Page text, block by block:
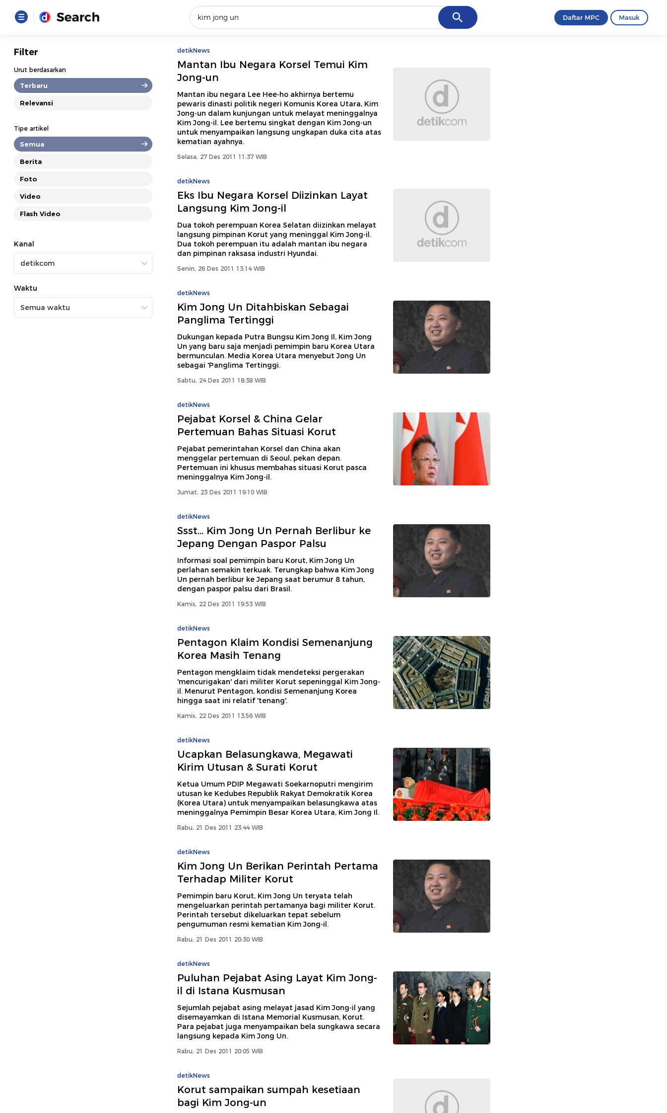
Cancel
Loading...
Promoted
Terakhir yang dicari
Loading...
Daftar MPC Masuk
Filter
Urut berdasarkan
Terbaru
Relevansi
Tipe artikel
Semua
Berita
Foto
Video
Flash Video
Kanal
Waktu
detikNews
Mantan Ibu Negara Korsel Temui Kim
Jong-un
Mantan ibu negara Lee Hee-ho akhirnya bertemu
pewaris dinasti politik negeri Komunis Korea Utara, Kim
Jong-un dalam kunjungan untuk melayat meninggalnya
Kim Jong-il. Lee bertemu singkat dengan Kim Jong-un
untuk menyampaikan langsung ungkapan duka cita atas
kematian ayahnya.
Selasa, 27 Des 2011 11:37 WIB
detikNews
Eks Ibu Negara Korsel Diizinkan Layat
Langsung Kim Jong-il
Dua tokoh perempuan Korea Selatan diizinkan melayat
langsung pimpinan Korut yang meninggal Kim Jong-il.
Dua tokoh perempuan itu adalah mantan ibu negara
dan pimpinan raksasa industri Hyundai.
Senin, 26 Des 2011 13:14 WIB
detikNews
Kim Jong Un Ditahbiskan Sebagai
Panglima Tertinggi
Dukungan kepada Putra Bungsu Kim Jong Il, Kim Jong
Un yang baru saja menjadi pemimpin baru Korea Utara
bermunculan. Media Korea Utara menyebut Jong Un
sebagai 'Panglima Tertinggi.
Sabtu, 24 Des 2011 18:38 WIB
detikNews
Pejabat Korsel & China Gelar
Pertemuan Bahas Situasi Korut
Pejabat pemerintahan Korsel dan China akan
menggelar pertemuan di Seoul, pekan depan.
Pertemuan ini khusus membahas situasi Korut pasca
meninggalnya Kim Jong-il.
Jumat, 23 Des 2011 19:10 WIB
detikNews
Ssst... Kim Jong Un Pernah Berlibur ke
Jepang Dengan Paspor Palsu
Informasi soal pemimpin baru Korut, Kim Jong Un
perlahan semakin terkuak. Terungkap bahwa Kim Jong
Un pernah berlibur ke Jepang saat berumur 8 tahun,
dengan paspor palsu dari Brasil.
Kamis, 22 Des 2011 19:53 WIB
detikNews
Pentagon Klaim Kondisi Semenanjung
Korea Masih Tenang
Pentagon mengklaim tidak mendeteksi pergerakan
'mencurigakan' dari militer Korut sepeninggal Kim Jong-
il. Menurut Pentagon, kondisi Semenanjung Korea
hingga saat ini relatif 'tenang'.
Kamis, 22 Des 2011 13:56 WIB
detikNews
Ucapkan Belasungkawa, Megawati
Kirim Utusan & Surati Korut
Ketua Umum PDIP Megawati Soekarnoputri mengirim
utusan ke Kedubes Republik Rakyat Demokratik Korea
(Korea Utara) untuk menyampaikan belasungkawa atas
meninggalnya Pemimpin Besar Korea Utara, Kim Jong Il.
Rabu, 21 Des 2011 23:44 WIB
detikNews
Kim Jong Un Berikan Perintah Pertama
Terhadap Militer Korut
Pemimpin baru Korut, Kim Jong Un teryata telah
mengeluarkan perintah pertamanya bagi militer Korut.
Perintah tersebut dikeluarkan tepat sebelum
pengumuman resmi kematian Kim Jong-il.
Rabu, 21 Des 2011 20:30 WIB
detikNews
Puluhan Pejabat Asing Layat Kim Jong-
il di Istana Kusmusan
Sejumlah pejabat asing melayat jasad Kim Jong-il yang
disemayamkan di Istana Memorial Kusmusan, Korut.
Para pejabat juga menyampaikan bela sungkawa secara
langsung kepada Kim Jong Un.
Rabu, 21 Des 2011 20:05 WIB
detikNews
Korut sampaikan sumpah kesetiaan
bagi Kim Jong-un